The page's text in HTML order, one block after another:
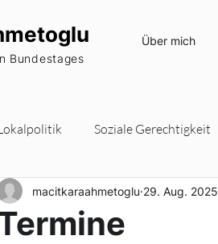
Bundestages
Über mich
Soziale Gerechtigkeit
Europa Parteipolitik
macitkaraahmetoglu 29. Aug. 2025